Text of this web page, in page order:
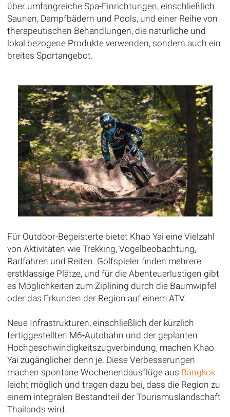
über umfangreiche Spa-Einrichtungen, einschließlich
Saunen, Dampfbädern und Pools, und einer Reihe von
therapeutischen Behandlungen, die natürliche und
lokal bezogene Produkte verwenden, sondern auch ein
breites Sportangebot.
Für Outdoor-Begeisterte bietet Khao Yai eine Vielzahl
von Aktivitäten wie Trekking, Vogelbeobachtung,
Radfahren und Reiten. Golfspieler finden mehrere
erstklassige Plätze, und für die Abenteuerlustigen gibt
es Möglichkeiten zum Ziplining durch die Baumwipfel
oder das Erkunden der Region auf einem ATV.
Neue Infrastrukturen, einschließlich der kürzlich
fertiggestellten M6-Autobahn und der geplanten
Hochgeschwindigkeitszugverbindung, machen Khao
Yai zugänglicher denn je. Diese Verbesserungen
machen spontane Wochenendausflüge aus Bangkok
leicht möglich und tragen dazu bei, dass die Region zu
einem integralen Bestandteil der Tourismuslandschaft
Thailands wird.